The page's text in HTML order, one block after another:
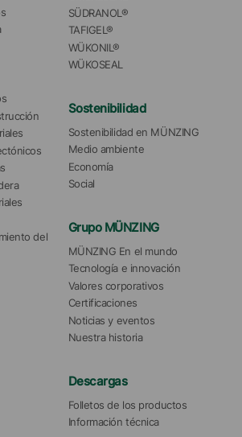
del
SÜDRANOL®
TAFIGEL®
WÜKONIL®
WÜKOSEAL
Sostenibilidad
Sostenibilidad en MÜNZING
Medio ambiente
Economía
Social
Grupo MÜNZING
MÜNZING En el mundo
Tecnología e innovación
Valores corporativos
Certificaciones
Noticias y eventos
Nuestra historia
Descargas
Folletos de los productos
Información técnica